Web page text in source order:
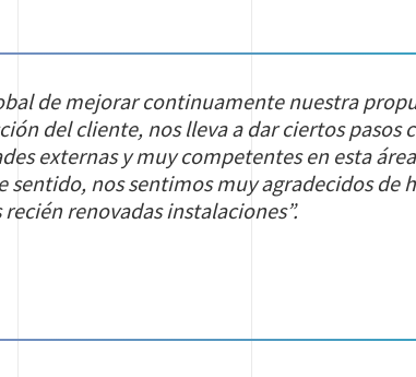
de mejorar continuamente nuestra
del cliente, nos lleva a dar ciertos
externas y muy competentes en esta
sentido, nos sentimos muy agradecidos
renovadas instalaciones”.